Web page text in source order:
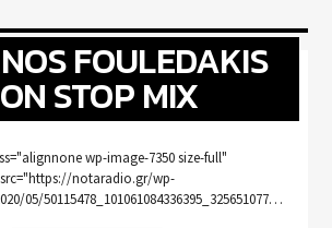
FOULEDAKIS
STOP MIX
wp-image-7350 size-full"
src="https://notaradio.gr/wp-
05/